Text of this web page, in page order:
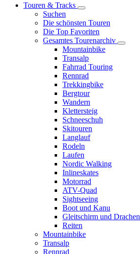
Touren & Tracks
Suchen
Die schönsten Touren
Die Top Favoriten
Gesamtes Tourenarchiv
Mountainbike
Transalp
Fahrrad Touring
Rennrad
Trekkingbike
Bergtour
Wandern
Klettersteig
Schneeschuh
Skitouren
Langlauf
Rodeln
Laufen
Nordic Walking
Inlineskates
Motorrad
ATV-Quad
Sightseeing
Boot und Kanu
Gleitschirm und Drachen
Reiten
Mountainbike
Transalp
Rennrad